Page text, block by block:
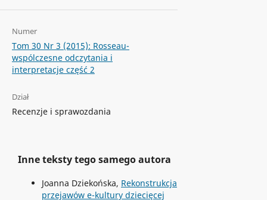
Numer
Tom 30 Nr 3 (2015): Rosseau-
wspólczesne odczytania i
interpretacje część 2
Dział
Recenzje i sprawozdania
Inne teksty tego samego autora
Joanna Dziekońska, Rekonstrukcja
przejawów e-kultury dziecięcej